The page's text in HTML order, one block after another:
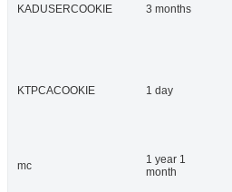
KADUSERCOOKIE 3 months
KTPCACOOKIE 1 day
mc
1 year 1
month